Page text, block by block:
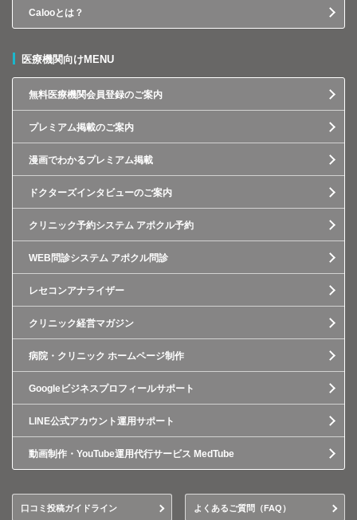
Calooとは？
医療機関向けMENU
無料医療機関会員登録のご案内
プレミアム掲載のご案内
漫画でわかるプレミアム掲載
ドクターズインタビューのご案内
クリニック予約システム アポクル予約
WEB問診システム アポクル問診
レセコンアナライザー
クリニック経営マガジン
病院・クリニック ホームページ制作
Googleビジネスプロフィールサポート
LINE公式アカウント運用サポート
動画制作・YouTube運用代行サービス MedTube
口コミ投稿ガイドライン よくあるご質問（FAQ）